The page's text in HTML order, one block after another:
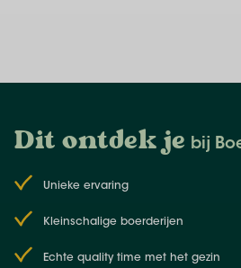
Dit ontdek je bij
Unieke ervaring
Kleinschalige boerderijen
Echte quality time met het gezin